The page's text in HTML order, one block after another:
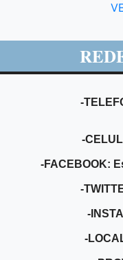
-
-
-FACEBOOK:
-
-
-